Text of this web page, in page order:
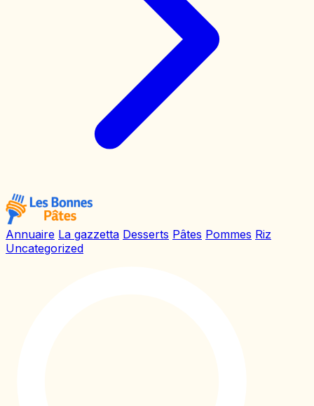
Annuaire La gazzetta Desserts Pâtes Pommes Riz
Uncategorized